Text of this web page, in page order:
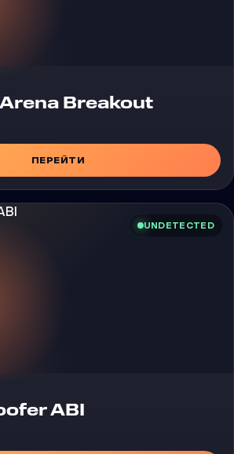
Breakout
ПЕРЕЙТИ
UNDETECTED
ABI